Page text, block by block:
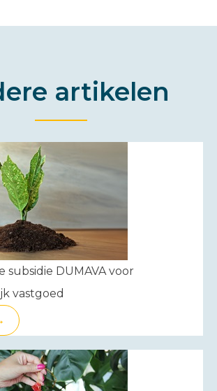
artikelen
subsidie DUMAVA voor
vastgoed